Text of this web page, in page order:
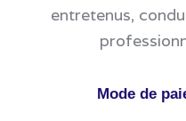
entretenus,
Mode de